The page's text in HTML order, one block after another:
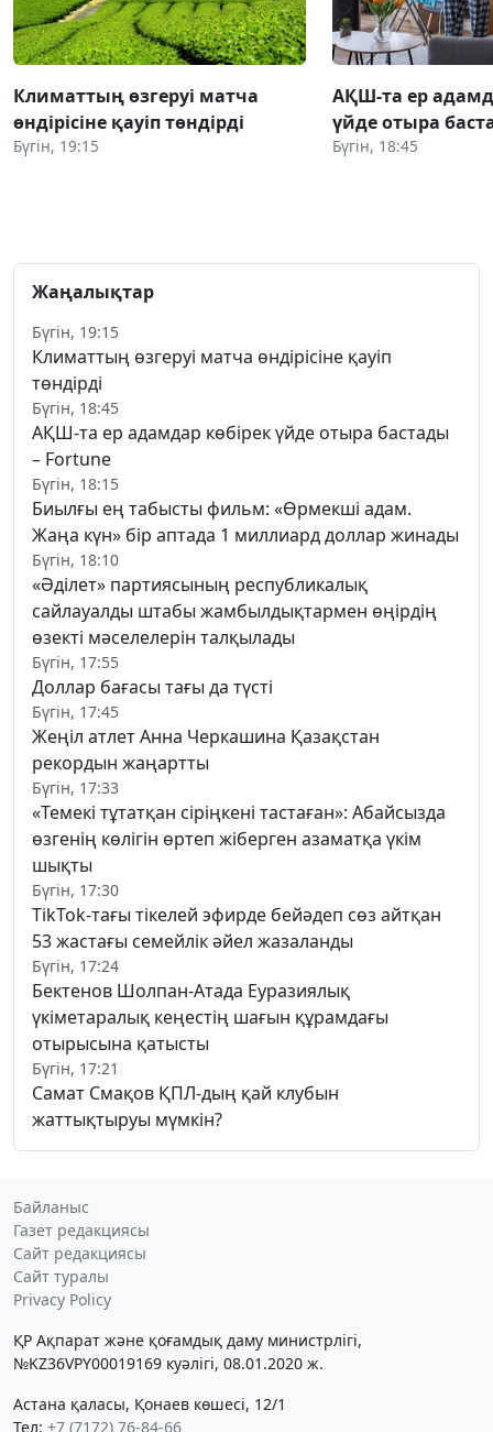
Климаттың өзгеруі матча
өндірісіне қауіп төндірді
Бүгін, 19:15
АҚШ-та ер
үйде отыра
Бүгін, 18:45
Жаңалықтар
Бүгін, 19:15
Климаттың өзгеруі матча өндірісіне қауіп
төндірді
Бүгін, 18:45
АҚШ-та ер адамдар көбірек үйде отыра бастады
– Fortune
Бүгін, 18:15
Биылғы ең табысты фильм: «Өрмекші адам.
Жаңа күн» бір аптада 1 миллиард доллар жинады
Бүгін, 18:10
«Әділет» партиясының республикалық
сайлауалды штабы жамбылдықтармен өңірдің
өзекті мәселелерін талқылады
Бүгін, 17:55
Доллар бағасы тағы да түсті
Бүгін, 17:45
Жеңіл атлет Анна Черкашина Қазақстан
рекордын жаңартты
Бүгін, 17:33
«Темекі тұтатқан сіріңкені тастаған»: Абайсызда
өзгенің көлігін өртеп жіберген азаматқа үкім
шықты
Бүгін, 17:30
TikTok-тағы тікелей эфирде бейәдеп сөз айтқан
53 жастағы семейлік әйел жазаланды
Бүгін, 17:24
Бектенов Шолпан-Атада Еуразиялық
үкіметаралық кеңестің шағын құрамдағы
отырысына қатысты
Бүгін, 17:21
Самат Смақов ҚПЛ-дың қай клубын
жаттықтыруы мүмкін?
Байланыс
Газет редакциясы
Сайт редакциясы
Сайт туралы
Privacy Policy
ҚР Ақпарат және қоғамдық даму министрлігі,
№KZ36VPY00019169 куәлігі, 08.01.2020 ж.
Астана қаласы, Қонаев көшесі, 12/1
Тел: +7 (7172) 76-84-66